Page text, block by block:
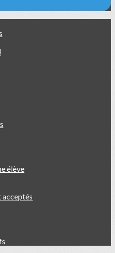
élève
acceptés